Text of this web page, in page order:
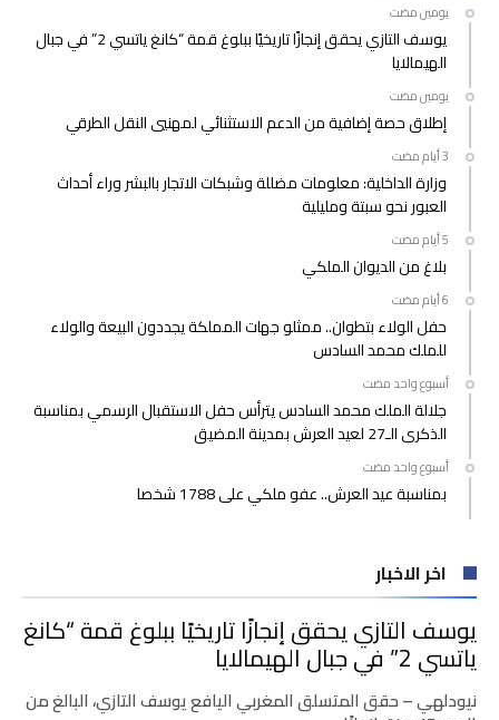
‫‫‫‏‫يومين مضت‬
يوسف التازي يحقق إنجازًا تاريخيًا ببلوغ قمة “كانغ ياتسي 2” في جبال
الهيمالايا
‫‫‫‏‫يومين مضت‬
إطلاق حصة إضافية من الدعم الاستثنائي لمهنيي النقل الطرقي
وزارة الداخلية: معلومات مضللة وشبكات الاتجار بالبشر وراء أحداث
العبور نحو سبتة ومليلية
بلاغ من الديوان الملكي
حفل الولاء بتطوان.. ممثلو جهات المملكة يجددون البيعة والولاء
للملك محمد السادس
‫‫‫‏‫أسبوع واحد مضت‬
جلالة الملك محمد السادس يترأس حفل الاستقبال الرسمي بمناسبة
الذكرى الـ27 لعيد العرش بمدينة المضيق
‫‫‫‏‫أسبوع واحد مضت‬
بمناسبة عيد العرش.. عفو ملكي على 1788 شخصا
اخر الاخبار
يوسف التازي يحقق إنجازًا تاريخيًا ببلوغ قمة “كانغ
ياتسي 2” في جبال الهيمالايا
نيودلهي – حقق المتسلق المغربي اليافع يوسف التازي، البالغ من